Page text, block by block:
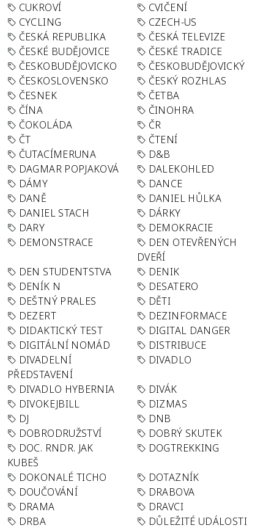
CUKROVÍ
CVIČENÍ
CYCLING
CZECH-US
ČESKÁ REPUBLIKA
ČESKÁ TELEVIZE
ČESKÉ BUDĚJOVICE
ČESKÉ TRADICE
ČESKOBUDĚJOVICKO
ČESKOBUDĚJOVICKÝ
ČESKOSLOVENSKO
ČESKÝ ROZHLAS
ČESNEK
ČETBA
ČÍNA
ČINOHRA
ČOKOLÁDA
ČR
ČT
ČTENÍ
ČUTACÍMERUNA
D&B
DAGMAR POPJAKOVÁ
DALEKOHLED
DÁMY
DANCE
DANĚ
DANIEL HŮLKA
DANIEL STACH
DÁRKY
DARY
DEMOKRACIE
DEMONSTRACE
DEN OTEVŘENÝCH
DVEŘÍ
DEN STUDENTSTVA
DENIK
DENÍK N
DESATERO
DEŠTNÝ PRALES
DĚTI
DEZERT
DEZINFORMACE
DIDAKTICKÝ TEST
DIGITAL DANGER
DIGITÁLNÍ NOMÁD
DISTRIBUCE
DIVADELNÍ
PŘEDSTAVENÍ
DIVADLO
DIVADLO HYBERNIA
DIVÁK
DIVOKEJBILL
DIZMAS
DJ
DNB
DOBRODRUŽSTVÍ
DOBRÝ SKUTEK
DOC. RNDR. JAK
KUBEŠ
DOGTREKKING
DOKONALÉ TICHO
DOTAZNÍK
DOUČOVÁNÍ
DRABOVA
DRAMA
DRAVCI
DRBA
DŮLEŽITÉ UDÁLOSTI